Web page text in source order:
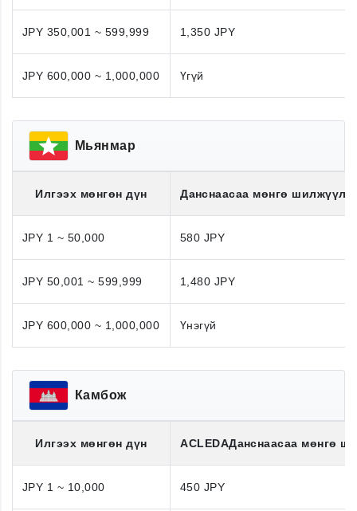
JPY 350,001 ~ 599,999 1,350 JPY
JPY 600,000 ~ 1,000,000 Үгүй
Мьянмар
Илгээх мөнгөн дүн Данснаасаа мөнгө
JPY 1 ~ 50,000 580 JPY
JPY 50,001 ~ 599,999 1,480 JPY
JPY 600,000 ~ 1,000,000 Үнэгүй
Камбож
Илгээх мөнгөн дүн ACLEDAДанснаасаа мөнгө
JPY 1 ~ 10,000 450 JPY